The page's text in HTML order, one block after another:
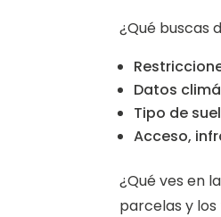
¿Qué buscas
Datos
Tipo de
Acceso,
¿Qué ves en
parcelas y